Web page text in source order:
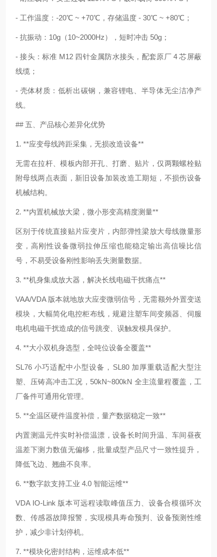
- 工作温度：-20℃ ~ +70℃，存储温度 - 30℃ ~ +80℃；
- 抗振动：10g（10~2000Hz），短时冲击 50g；
- 接头：标准 M12 四针金属防水接头，配套原厂 4 芯屏蔽
线缆；
- 壳体材质：低析出碳钢，兼容锂电、半导体无尘洁净产
线。
## 五、产品核心差异化优势
1. **应变母线跨距采集，无损改造设备**
无需在拉杆、模板内部开孔、打磨、贴片，仅两颗螺栓贴
附母线两点表面，新旧设备加装改造工期短，不损伤设备
机械结构。
2. **内置机械放大梁，微小形变高精度测量**
区别于传统直接贴片应变片，内部弹性梁放大母线微量形
变，高刚性设备微弱拉伸压缩也能稳定输出高信噪比信
号，不易受设备刚性影响丢失测量数据。
3. **机身集成放大器，解决长线电磁干扰痛点**
VAA/VDA 版本就地放大应变微弱信号，无需额外外置变送
模块，大幅简化电控柜布线，规避注塑车间变频器、伺服
电机电磁干扰造成的信号跳变、误触发模具保护。
4. **大小双机身选型，全吨位设备全覆盖**
SL76 小巧适配中小型设备，SL80 加厚重载适配大型注
塑、压铸高冲击工况，50kN~800kN 全主流量程覆盖，工
厂备件可通用化管理。
5. **全温区硬件温度补偿，量产数据稳定一致**
内置测温元件实时补偿温漂，设备长时间升温、车间昼夜
温差下测力数值无偏移，批量成型产品尺寸一致性提升，
降低飞边、翘曲不良率。
6. **数字款支持工业 4.0 智能运维**
VDA IO-Link 版本可远程读取峰值压力、设备合模循环次
数、传感器故障报警，实现模具寿命预判、设备预测性维
护，减少非计划停机。
7. **模块化密封结构，运维成本低**